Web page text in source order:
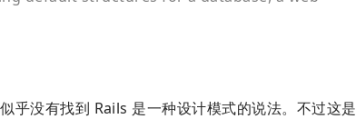
乎没有找到 Rails 是一种设计模式的说法。不过这是